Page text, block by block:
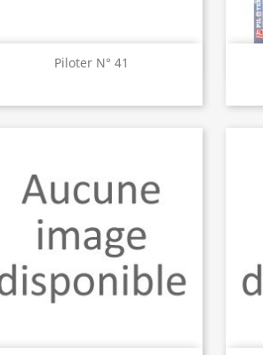
Piloter N° 41
Aperçu rapide